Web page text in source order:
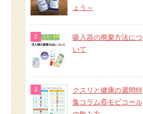
ょう～
吸入器の廃棄方法につ
いて
クスリと健康の週間特
集コラム⑥モビコール